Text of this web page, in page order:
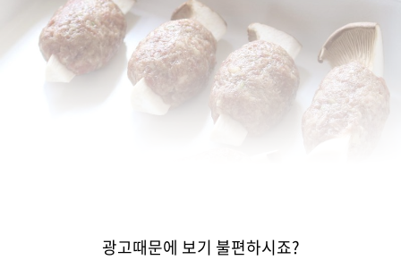
광고때문에 보기 불편하시죠?